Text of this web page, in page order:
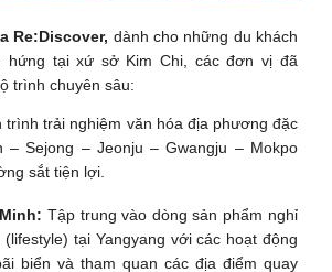
Re:Discover, dành cho những du khách
hứng tại xứ sở Kim Chi, các đơn vị đã
trình chuyên sâu:
trình trải nghiệm văn hóa địa phương đặc
– Sejong – Jeonju – Gwangju – Mokpo
sắt tiện lợi.
Tập trung vào dòng sản phẩm nghỉ
tại Yangyang với các hoạt động
biển và tham quan các địa điểm quay